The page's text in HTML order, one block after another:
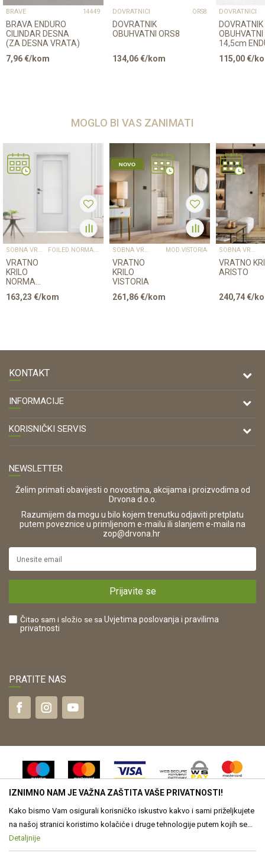
BRAVE 14449
BRAVA ENDURO
CILINDAR DESNA
(ZA DESNA VRATA)
7,96€/kom
DOVRATNICI ORS8
DOVRATNIK
OBUHVATNI ORS8
134,06€/kom
DOVRATNICI
DOVRATNIK
14,5cm
115,00€/
MOGLO BI VAS ZANIMATI
SOBNA VRATA
VRATNO
KRILO
NORMA
163,23 €/kom
SOBNA VRATA MOD.VISTORIA
VRATNO
KRILO
VISTORIA
261,86€/kom
SOBNA VRATA
VRATNO
ARISTO
240,74€/
KONTAKT
DRVONA D.O.O.
Antuna Mihanovića 7,
47000 Karlovac
OIB:
42821181683
16280
https://www.drvona.hr/
POREZNI BROJ:
INFORMACIJE
O nama
KORISNIČKI SERVIS
Zaštita privatnosti i osobnih podataka
Korištenje kolačića
Pravo na odustajanje i jednostrani raskid ugovora
Reklamacije
Plaćanje karticama
Što dobivam registracijom?
NEWSLETTER
Želim primati obavijesti o novostima, akcijama i proizvodima od
Drvona d.o.o.
Razumijem da mogu u bilo kojem trenutku odjaviti pretplatu
putem poveznice u primljenom e-mailu ili slanjem e-maila na
zop@drvona.hr
Prijavite se
Čitao sam i složio se sa Uvjetima poslovanja i pravilima
privatnosti
PRATITE NAS
Nastojimo biti što precizniji u opisu proizvoda, vjernom prikazu slika te
samih cijena, ali ne možemo u potpunosti jamčiti točnost svih
IZNIMNO NAM JE VAŽNA ZAŠTITA VAŠE PRIVATNOSTI!
Kako bismo Vam osigurali korisničko iskustvo kakvo i sami priželjkujete
na našoj stranici koristimo kolačiće i druge tehnologije putem kojih se
obrađuju Vaši osobni podaci. Voditelj obrade Vaših podataka je Drvona
d.o.o. Obrada Vaših osobnih podataka je nužna za funkcioniranje ove
Detaljnije